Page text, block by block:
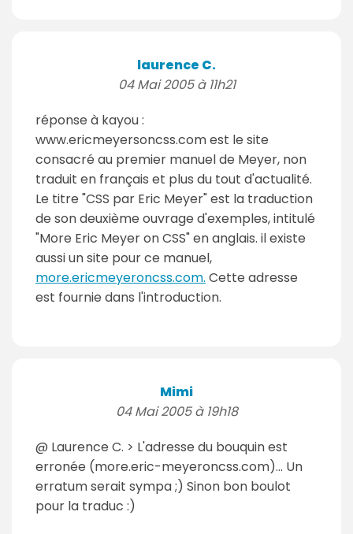
laurence C.
04 Mai 2005 à 11h21
réponse à kayou :
www.ericmeyersoncss.com est le site
consacré au premier manuel de Meyer, non
traduit en français et plus du tout d'actualité.
Le titre "CSS par Eric Meyer" est la traduction
de son deuxième ouvrage d'exemples, intitulé
"More Eric Meyer on CSS" en anglais. il existe
aussi un site pour ce manuel,
more.ericmeyeroncss.com. Cette adresse
est fournie dans l'introduction.
Mimi
04 Mai 2005 à 19h18
@ Laurence C. > L'adresse du bouquin est
erronée (more.eric-meyeroncss.com)... Un
erratum serait sympa ;) Sinon bon boulot
pour la traduc :)